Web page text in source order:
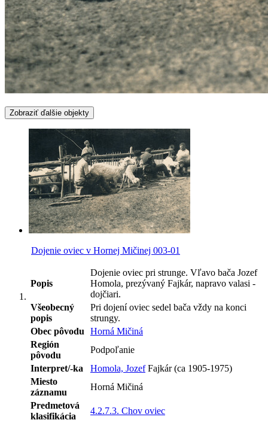
Zobraziť ďalšie objekty
Dojenie oviec v Hornej Mičinej 003-01
Popis
Dojenie oviec pri strunge. Vľavo bača Jozef
Homola, prezývaný Fajkár, napravo valasi -
dojčiari.
Všeobecný
popis
Pri dojení oviec sedel bača vždy na konci
strungy.
Obec pôvodu
Horná Mičiná
Región
pôvodu
Podpoľanie
Interpret/-ka
Homola, JozefFajkár (ca 1905-1975)
Miesto
záznamu
Horná Mičiná
Predmetová
klasifikácia
4.2.7.3. Chov oviec